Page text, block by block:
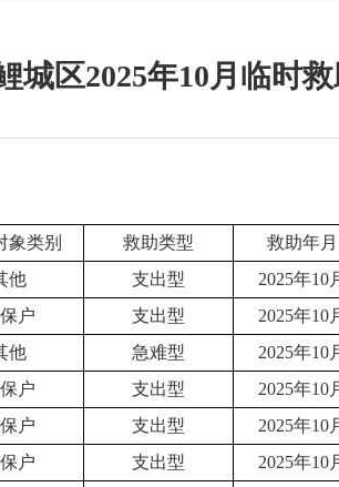
城区2025年10月临时
象类别 救助类型 救助年月
他 支出型 2025年10
户 支出型 2025年10
他 急难型 2025年10
户 支出型 2025年10
户 支出型 2025年10
户 支出型 2025年10